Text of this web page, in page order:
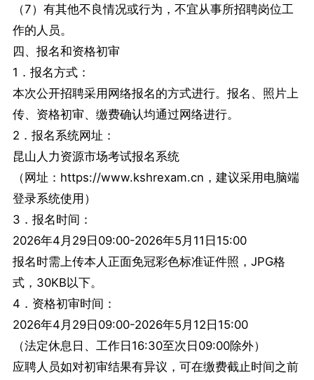
（7）有其他不良情况或行为，不宜从事所招聘岗位工
作的人员。
四、报名和资格初审
1．报名方式：
本次公开招聘采用网络报名的方式进行。报名、照片上
传、资格初审、缴费确认均通过网络进行。
2．报名系统网址：
昆山人力资源市场考试报名系统
（网址：https://www.kshrexam.cn，建议采用电脑端
登录系统使用）
3．报名时间：
2026年4月29日09:00-2026年5月11日15:00
报名时需上传本人正面免冠彩色标准证件照，JPG格
式，30KB以下。
4．资格初审时间：
2026年4月29日09:00-2026年5月12日15:00
（法定休息日、工作日16:30至次日09:00除外）
应聘人员如对初审结果有异议，可在缴费截止时间之前